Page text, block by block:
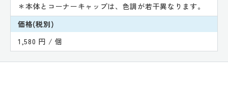
＊本体とコーナーキャップは、色調が若干異なります。
価格(税別)
1,580 円 / 個